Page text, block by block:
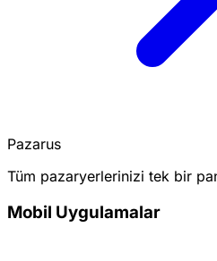
Pazarus
Tüm pazaryerlerinizi tek bir
Mobil Uygulamalar